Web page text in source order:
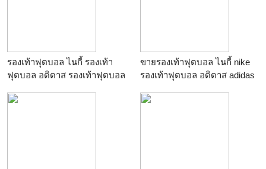
รองเท้าฟุตบอล ไนกี้ รองเท้า
ฟุตบอล อดิดาส รองเท้าฟุตบอล
รองเท้าสตั้ด สตั้ดไนกี้ สตั้ด อดิ
ขายรองเท้าฟุตบอล ไนกี้ nike
รองเท้าฟุตบอล อดิดาส adidas
lotto รองเท้าสตั้ด nike adidas